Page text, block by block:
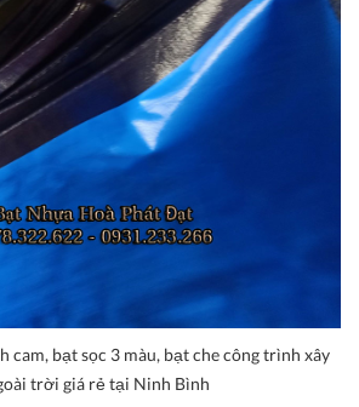
cam, bạt sọc 3 màu, bạt che công trình xây
trời giá rẻ tại Ninh Bình